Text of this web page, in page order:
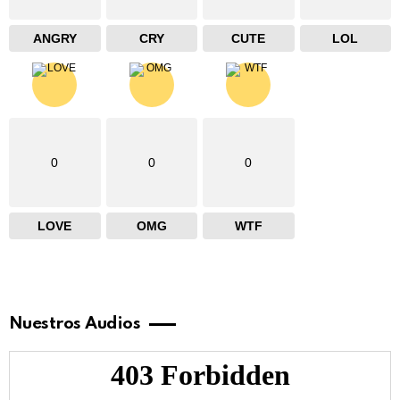
ANGRY CRY CUTE LOL
0
LOVE
0
OMG
0
WTF
Nuestros Audios